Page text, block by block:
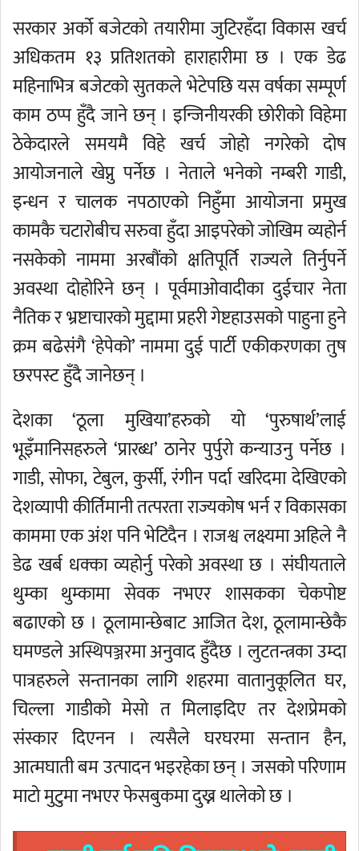
सरकार अर्को बजेटको तयारीमा जुटिरहँदा विकास खर्च
अधिकतम १३ प्रतिशतको हाराहारीमा छ । एक डेढ
महिनाभित्र बजेटको सुतकले भेटेपछि यस वर्षका सम्पूर्ण
काम ठप्प हुँदै जाने छन् । इन्जिनीयरकी छोरीको विहेमा
ठेकेदारले समयमै विहे खर्च जोहो नगरेको दोष
आयोजनाले खेप्नु पर्नेछ । नेताले भनेको नम्बरी गाडी,
इन्धन र चालक नपठाएको निहुँमा आयोजना प्रमुख
कामकै चटारोबीच सरुवा हुँदा आइपरेको जोखिम व्यहोर्न
नसकेको नाममा अरबौंको क्षतिपूर्ति राज्यले तिर्नुपर्ने
अवस्था दोहोरिने छन् । पूर्वमाओवादीका दुईचार नेता
नैतिक र भ्रष्टाचारको मुद्दामा प्रहरी गेष्टहाउसको पाहुना हुने
क्रम बढेसंगै ‘हेपेको’ नाममा दुई पार्टी एकीकरणका तुष
छरपस्ट हुँदै जानेछन् ।
देशका ‘ठूला मुखिया’हरुको यो ‘पुरुषार्थ’लाई
भूइँमानिसहरुले ‘प्रारब्ध’ ठानेर पुर्पुरो कन्याउनु पर्नेछ ।
गाडी, सोफा, टेबुल, कुर्सी, रंगीन पर्दा खरिदमा देखिएको
देशव्यापी कीर्तिमानी तत्परता राज्यकोष भर्न र विकासका
काममा एक अंश पनि भेटिदैन । राजश्व लक्ष्यमा अहिले नै
डेढ खर्ब धक्का व्यहोर्नु परेको अवस्था छ । संघीयताले
थुम्का थुम्कामा सेवक नभएर शासकका चेकपोष्ट
बढाएको छ । ठूलामान्छेबाट आजित देश, ठूलामान्छेकै
घमण्डले अस्थिपञ्जरमा अनुवाद हुँदैछ । लुटतन्त्रका उम्दा
पात्रहरुले सन्तानका लागि शहरमा वातानुकूलित घर,
चिल्ला गाडीको मेसो त मिलाइदिए तर देशप्रेमको
संस्कार दिएनन । त्यसैले घरघरमा सन्तान हैन,
आत्मघाती बम उत्पादन भइरहेका छन् । जसको परिणाम
माटो मुटुमा नभएर फेसबुकमा दुख्न थालेको छ ।